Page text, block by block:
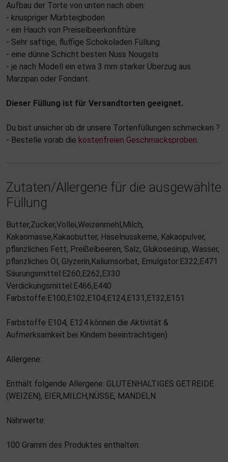
Aufbau der Torte von unten nach oben:
- knuspriger Mürbteigboden
- ein Hauch von Preiselbeerkonfitüre
- Sehr saftige, fluffige Schokoladen Füllung
- eine dünne Schicht besten Nuss Nougats
- je nach Modell ein etwa 3 mm starker Überzug aus
Marzipan oder Fondant.
Dieser Füllung ist für Versandtorten geeignet.
Du bist unsicher ob dir unsere Tortenfüllungen schmecken ?
- Bestelle vorab die kostenfreien Geschmacksproben.
Zutaten/Allergene für die ausgewählte
Füllung
Butter,Zucker,Vollei,Weizenmehl,Milch,
Kakaomasse,Kakaobutter, Haselnusskerne, Kakaopulver,
pflanzliches Fett, Preißelbeeren, Salz, Glukosesirup, Wasser,
pflanzliches Öl, Glyzerin,Kaliumsorbat, Emulgator:E322,E471
Säurungsmittel:E260,E262,E330
Verdickungsmittel:E466,E440
Farbstoffe:E100,E102,E104,E124,E131,E132,E151
Farbstoffe E104, E124 können die Aktivität &
Aufmerksamkeit bei Kindern beeinträchtigen)
Allergene:
Enthält folgende Allergene: GLUTENHALTIGES GETREIDE
(WEIZEN), EIER,MILCH,NÜSSE, MANDELN
Nährwerte:
100 Gramm des Produktes enthalten: